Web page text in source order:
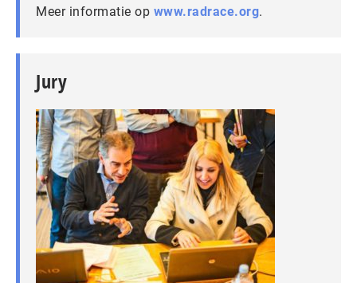
Meer informatie op www.radrace.org.
Jury